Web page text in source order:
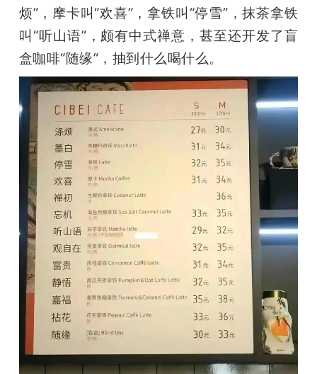
烦”，摩卡叫“欢喜”，拿铁叫“停雪”，抹茶拿铁
叫“听山语”，颇有中式禅意，甚至还开发了盲
盒咖啡“随缘”，抽到什么喝什么。